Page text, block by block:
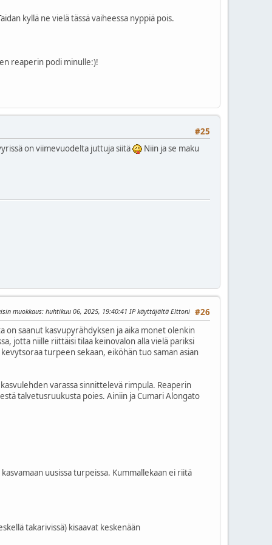
kyllä ne vielä tässä vaiheessa nyppiä pois.
reaperin podi minulle:)!
#25
on viimevuodelta juttuja siitä
Niin ja se maku
#26
muokkaus: huhtikuu 06, 2025, 19:40:41 IP käyttäjältä Elttoni
on saanut kasvupyrähdyksen ja aika monet olenkin
jotta niille riittäisi tilaa keinovalon alla vielä pariksi
turpeen sekaan, eiköhän tuo saman asian
varassa sinnittelevä rimpula. Reaperin
talvetusruukusta poies. Ainiin ja Cumari Alongato
uusissa turpeissa. Kummallekaan ei riitä
takarivissä) kisaavat keskenään